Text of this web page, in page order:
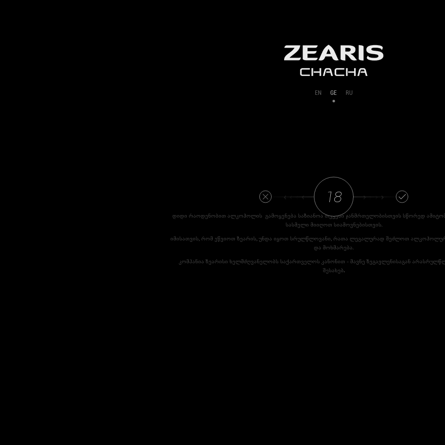
EN GE RU
‹ ‹ ‹ ‹ › › › ›
დიდი რაოდენობით ალკოჰოლის გამოყენება საზიანოა თქვენი ჯანმრთელობისთვის სწორედ
სასმელი მიიღოთ სიამოვნებისთვის.
იმისათვის, რომ ეწვიოთ ზეარის, უნდა იყოთ სრულწლოვანი, რათა ლეგალურად შეძლოთ
და მოხმარება.
კომპანია ზეარისი ხელმძღვანელობს საქართველოს კანონით - მავნე ზეგავლენისაგან
შესახებ.